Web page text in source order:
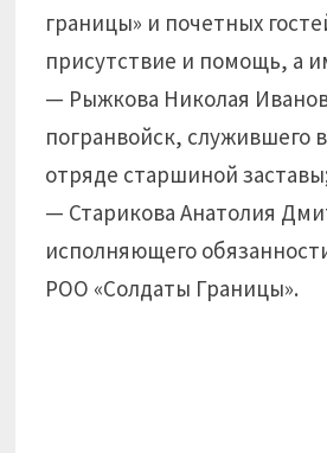
границы» и почетных
присутствие и помощь, а
— Рыжкова Николая
погранвойск, служившего
отряде старшиной
— Старикова Анатолия
исполняющего
РОО «Солдаты Границы».